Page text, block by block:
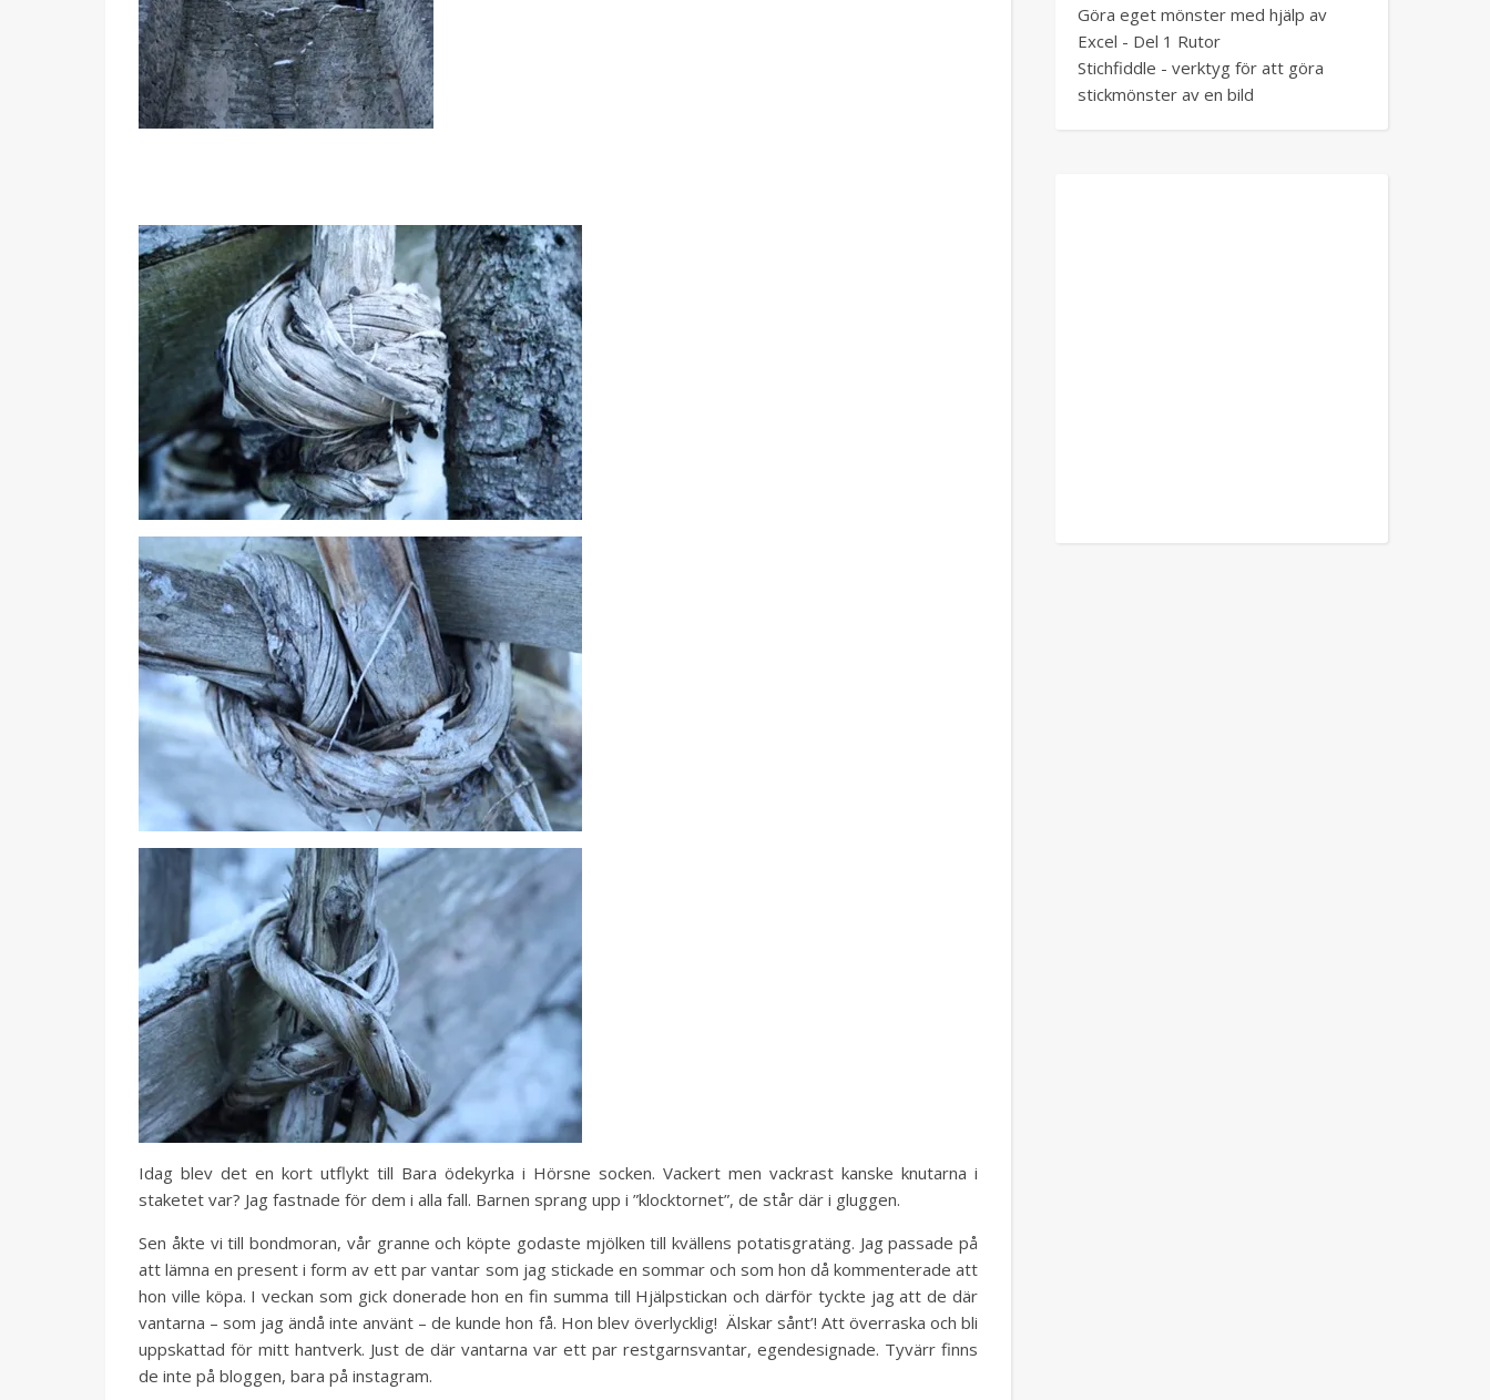
Idag blev det en kort utflykt till Bara ödekyrka i Hörsne socken. Vackert men vackrast kanske knutarna i
staketet var? Jag fastnade för dem i alla fall. Barnen sprang upp i ”klocktornet”, de står där i gluggen.
Sen åkte vi till bondmoran, vår granne och köpte godaste mjölken till kvällens potatisgratäng. Jag passade på
att lämna en present i form av ett par vantar som jag stickade en sommar och som hon då kommenterade att
hon ville köpa. I veckan som gick donerade hon en fin summa till Hjälpstickan och därför tyckte jag att de där
vantarna – som jag ändå inte använt – de kunde hon få. Hon blev överlycklig! Älskar sånt’! Att överraska och bli
uppskattad för mitt hantverk. Just de där vantarna var ett par restgarnsvantar, egendesignade. Tyvärr finns
de inte på bloggen, bara på instagram.
Göra eget mönster med hjälp av
Excel - Del 1 Rutor
Stichfiddle - verktyg för att göra
stickmönster av en bild